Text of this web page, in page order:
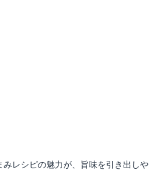
みレシピの魅力が、旨味を引き出しや